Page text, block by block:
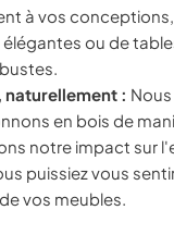
à vos
ou de
naturellement :
en bois de
notre impact sur
puissiez vous
vos meubles.